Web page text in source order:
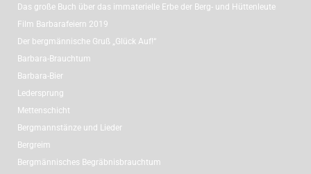
Das große Buch über das immaterielle Erbe der Berg- und Hüttenleute
Film Barbarafeiern 2019
Der bergmännische Gruß „Glück Auf!“
Barbara-Brauchtum
Barbara-Bier
Ledersprung
Mettenschicht
Bergmannstänze und Lieder
Bergreim
Bergmännisches Begräbnisbrauchtum